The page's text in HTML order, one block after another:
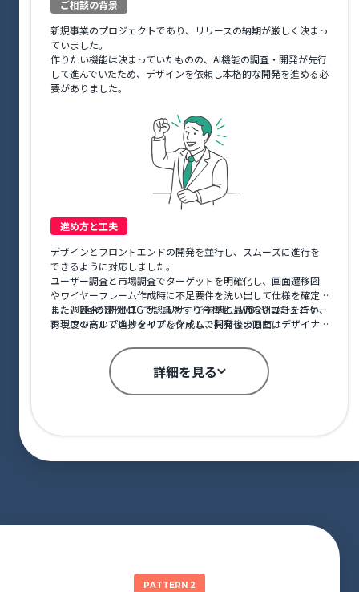
ご相談の背景
新規事業のプロジェクトであり、リリースの納期が厳しく決まっ
ていました。
作りたい機能は決まっていたものの、AI機能の調査・開発が先行
して進んでいたため、デザインを依頼し本格的な開発を進める必
要がありました。
進め方と工夫
デザインとフロントエンドの開発を並行し、スムーズに進行を
できるように対応しました。
ユーザー調査と市場調査でターゲットを明確化し、画面遷移図
やワイヤーフレーム作成時に不足要件を洗い出して仕様を確定
し、週2回の定例MTGで認識をすり合わせ、WBSやコミュニケー
ションツールで進捗をリアルタイムで共有しました。
また、競合分析とユーザーリサーチを基に最適なUI設計を行い、
再現度の高いプロトタイプを作成し、開発後の画面はデザイナ
詳細を見る
PATTERN 2